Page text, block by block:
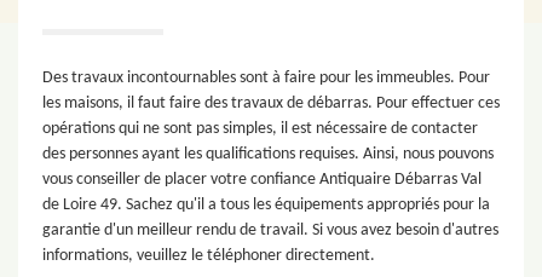
Des travaux incontournables sont à faire pour les immeubles. Pour
les maisons, il faut faire des travaux de débarras. Pour effectuer ces
opérations qui ne sont pas simples, il est nécessaire de contacter
des personnes ayant les qualifications requises. Ainsi, nous pouvons
vous conseiller de placer votre confiance Antiquaire Débarras Val
de Loire 49. Sachez qu'il a tous les équipements appropriés pour la
garantie d'un meilleur rendu de travail. Si vous avez besoin d'autres
informations, veuillez le téléphoner directement.